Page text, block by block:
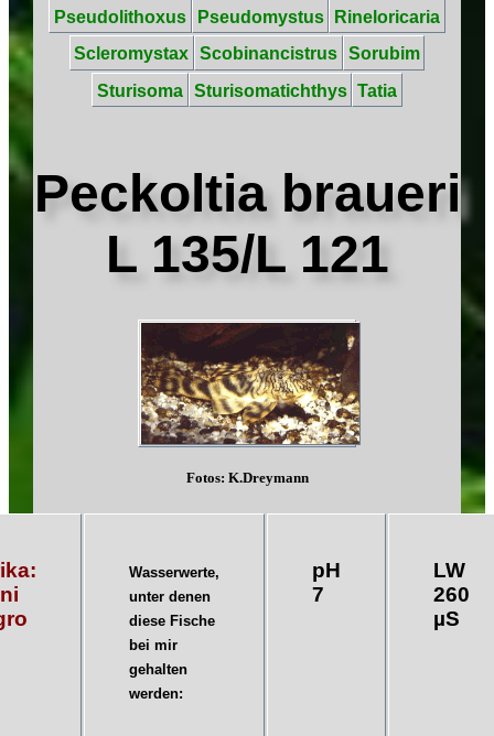
Pseudolithoxus
Pseudomystus
Rineloricaria
Scleromystax Scobinancistrus Sorubim
Sturisoma Sturisomatichthys Tatia
Peckoltia braueri
L 135/L 121
Fotos: K.Dreymann
Wasserwerte,
unter denen
diese Fische
bei mir
gehalten
werden:
pH
7
LW
260
µS